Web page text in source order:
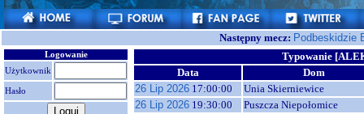
Następny mecz: Podbeskidzie
Logowanie
Użytkownik
Hasło
Typowanie
Data
Dom
26 Lip 2026 17:00:00
Unia Skierniewice
26 Lip 2026 19:30:00
Puszcza Niepołomice